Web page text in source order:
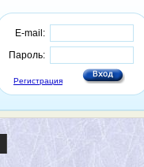
E-mail:
Пароль:
Регистрация